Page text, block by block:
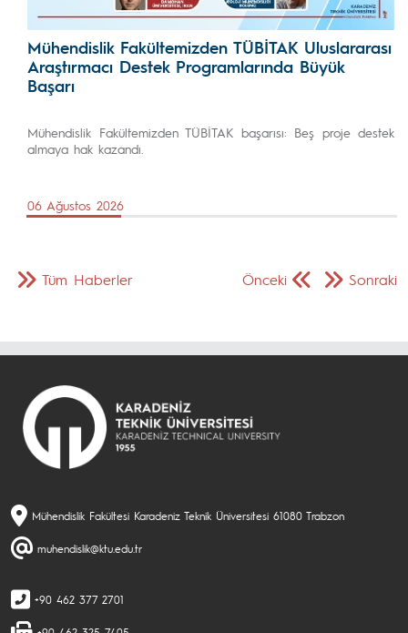
Mühendislik Fakültemizden TÜBİTAK Uluslararası
Araştırmacı Destek Programlarında Büyük
Başarı
Mühendislik Fakültemizden TÜBİTAK başarısı: Beş proje destek
almaya hak kazandı.
06 Ağustos 2026
Önceki Sonraki
Tüm Haberler
Mühendislik Fakültesi Karadeniz Teknik Üniversitesi 61080 Trabzon
muhendislik@ktu.edu.tr
+90 462 377 2701